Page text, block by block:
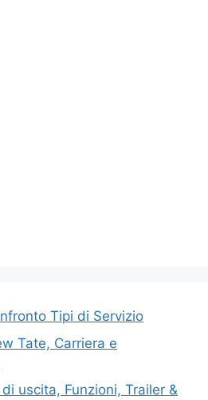
Tipi di Servizio
Tate, Carriera e
uscita, Funzioni, Trailer &